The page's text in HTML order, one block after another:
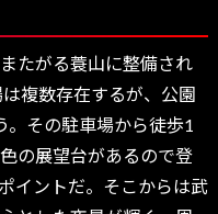
たがる蓑山に整備され
複数存在するが、公園
。その駐車場から徒歩1
の展望台があるので登
イントだ。そこからは武